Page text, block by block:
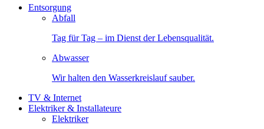
Entsorgung
Abfall
Tag für Tag – im Dienst der Lebensqualität.
Abwasser
Wir halten den Wasserkreislauf sauber.
TV & Internet
Elektriker & Installateure
Elektriker